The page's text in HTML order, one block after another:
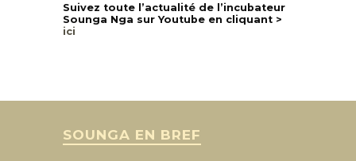
Suivez toute l’actualité de l’incubateur
Sounga Nga sur Youtube en cliquant >
ici
SOUNGA EN BREF